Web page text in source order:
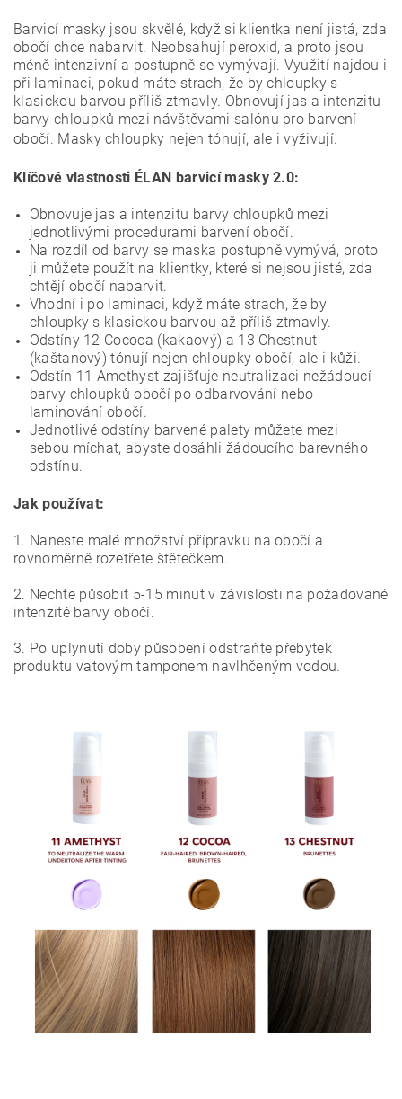
Barvicí masky jsou skvělé, když si klientka není jistá, zda
obočí chce nabarvit. Neobsahují peroxid, a proto jsou
méně intenzivní a postupně se vymývají. Využití najdou i
při laminaci, pokud máte strach, že by chloupky s
klasickou barvou příliš ztmavly. Obnovují jas a intenzitu
barvy chloupků mezi návštěvami salónu pro barvení
obočí. Masky chloupky nejen tónují, ale i vyživují.
Klíčové vlastnosti ÉLAN barvicí masky 2.0:
Obnovuje jas a intenzitu barvy chloupků mezi
jednotlivými procedurami barvení obočí.
Na rozdíl od barvy se maska postupně vymývá, proto
ji můžete použít na klientky, které si nejsou jisté, zda
chtějí obočí nabarvit.
Vhodní i po laminaci, když máte strach, že by
chloupky s klasickou barvou až příliš ztmavly.
Odstíny 12 Cococa (kakaový) a 13 Chestnut
(kaštanový) tónují nejen chloupky obočí, ale i kůži.
Odstín 11 Amethyst zajišťuje neutralizaci nežádoucí
barvy chloupků obočí po odbarvování nebo
laminování obočí.
Jednotlivé odstíny barvené palety můžete mezi
sebou míchat, abyste dosáhli žádoucího barevného
odstínu.
Jak používat:
1. Naneste malé množství přípravku na obočí a
rovnoměrně rozetřete štětečkem.
2. Nechte působit 5-15 minut v závislosti na požadované
intenzitě barvy obočí.
3. Po uplynutí doby působení odstraňte přebytek
produktu vatovým tamponem navlhčeným vodou.